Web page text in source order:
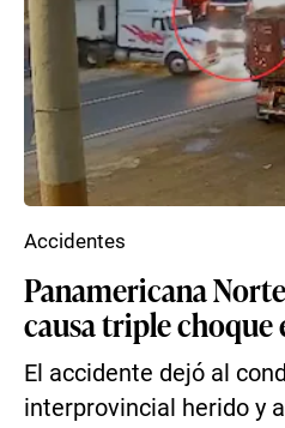
Panamericana
causa triple choque
El accidente dejó al
interprovincial herido y
Accidentes